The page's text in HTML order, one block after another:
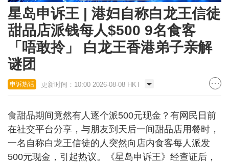
星岛申诉王 | 港妇自称白龙王信徒
甜品店派钱每人$500 9名食客
「唔敢拎」 白龙王香港弟子亲解
谜团
申诉热话 更新时间：10:00 2026-08-08 HKT
食甜品期间竟然有人逐个派500元现金？有网民日前
在社交平台分享，与朋友到天后一间甜品店用餐时，
一名自称白龙王信徒的人突然向店内食客每人派发
500元现金，引起热议。《星岛申诉王》经查证后，